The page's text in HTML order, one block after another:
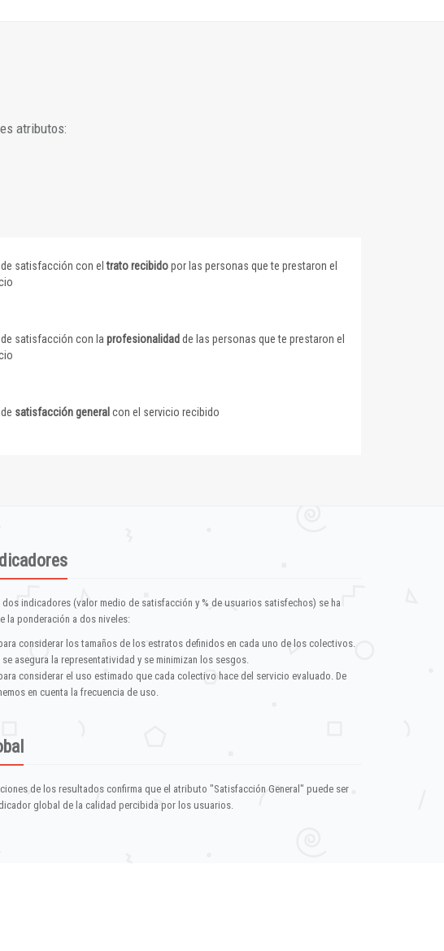
atributos:
de satisfacción con eltrato recibidopor las personas que te prestaron el
de satisfacción con la profesionalidad de las personas que te prestaron el
satisfacción general con el servicio recibido
indicadores (valor medio de satisfacción y % de usuarios satisfechos) se ha
la ponderación a dos niveles:
considerar los tamaños de los estratos definidos en cada uno de los colectivos.
se asegura la representatividad y se minimizan los sesgos.
considerar el uso estimado que cada colectivo hace del servicio evaluado. De
en cuenta la frecuencia de uso.
de los resultados confirma que el atributo "Satisfacción General" puede ser
global de la calidad percibida por los usuarios.